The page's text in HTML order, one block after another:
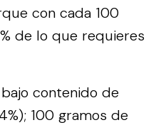
con cada 100
de lo que requieres
contenido de
100 gramos de